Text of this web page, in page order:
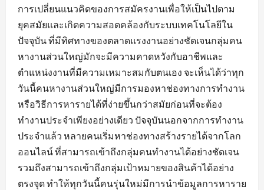
ข้อมูล
ใบ
สมัคร
การเปลี่ยนแนวคิดของการสมัครงานเพื่อให้เป็นไปตาม
ยุคสมัยและเกิดความสอดคล้องกับระบบเทคโนโลยีใน
ปัจจุบัน ที่มีทิศทางของตลาดแรงงานอย่างชัดเจนกลุ่มคน
หางานส่วนใหญ่มักจะมีความคาดหวังกับอาชีพและ
ตำแหน่งงานที่มีความเหมาะสมกับตนเอง จะเห็นได้ว่าทุก
วันนี้คนหางานส่วนใหญ่มีการมองหาช่องทางการทำงาน
หรือวิธีการหารายได้ที่ง่ายขึ้นกว่าสมัยก่อนที่จะต้อง
ทำงานประจำเพียงอย่างเดียว ปัจจุบันนอกจากการทำงาน
ประจำแล้ว หลายคนเริ่มหาช่องทางสร้างรายได้จากโลก
ออนไลน์ ที่สามารถเข้าถึงกลุ่มคนทำงานได้อย่างชัดเจน
รวมถึงสามารถเข้าถึงกลุ่มเป้าหมายของสินค้าได้อย่าง
ตรงจุด ทำให้ทุกวันนี้คนรุ่นใหม่มีการนำข้อมูลการหาราย